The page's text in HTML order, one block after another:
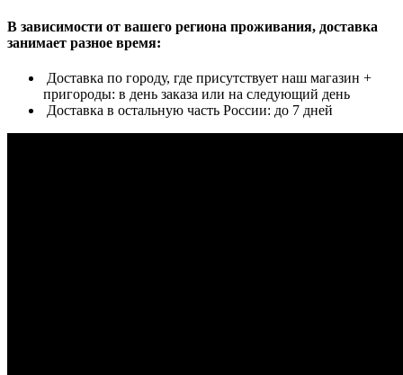
В зависимости от вашего региона проживания, доставка
занимает разное время:
Доставка по городу, где присутствует наш магазин +
пригороды: в день заказа или на следующий день
Доставка в остальную часть России: до 7 дней